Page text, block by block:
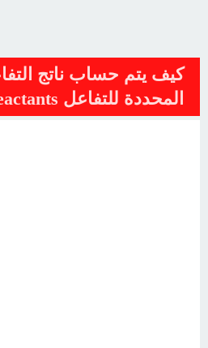
كيف يتم حساب ناتج
المحددة للتفاعل Limiting Reactants؟